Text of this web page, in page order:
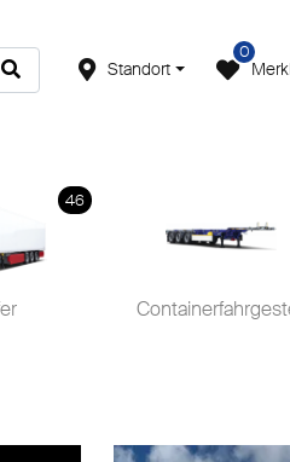
Standort
0
46